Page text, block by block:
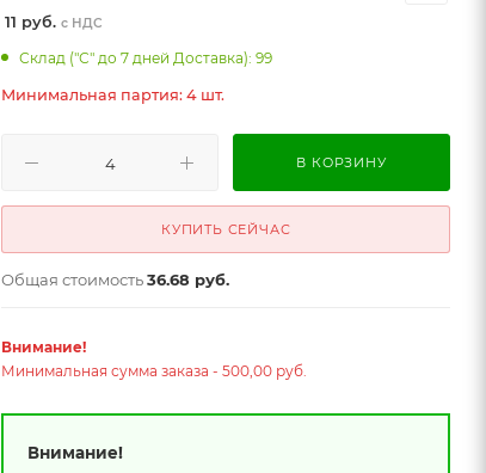
11 руб.с НДС
Склад ("С" до 7 дней Доставка): 99
Минимальная партия: 4 шт.
В КОРЗИНУ
КУПИТЬ СЕЙЧАС
Общая стоимость36.68 руб.
Внимание!
Минимальная сумма заказа - 500,00 руб.
Внимание!